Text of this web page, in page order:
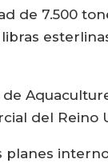
de 7.500
del Reino
planes